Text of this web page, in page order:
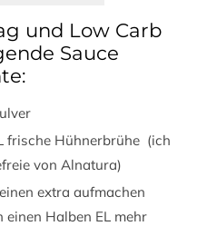
und Low Carb
Sauce
frische Hühnerbrühe (ich
von Alnatura)
extra aufmachen
einen Halben EL mehr